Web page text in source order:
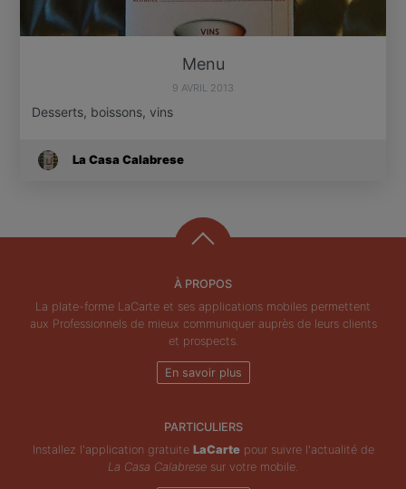
Menu
9 AVRIL 2013
Desserts, boissons, vins
La Casa Calabrese
À PROPOS
La plate-forme LaCarte et ses applications mobiles permettent
aux Professionnels de mieux communiquer auprès de leurs clients
et prospects.
En savoir plus
PARTICULIERS
Installez l'application gratuite LaCartepour suivre l'actualité de
La Casa Calabrese sur votre mobile.